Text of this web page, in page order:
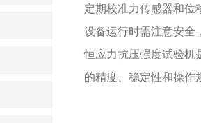
定期校准力传感器和
设备运行时需注意安全
恒应力抗压强度试验机
的精度、稳定性和操作